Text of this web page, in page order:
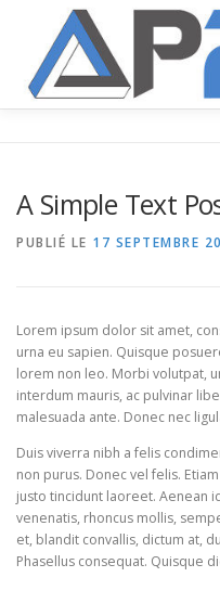
contenu
NOS RÉALISATIONS
A Simple Text
PUBLIÉ LE 17 SEPTEMBRE
Lorem ipsum dolor sit amet,
urna eu sapien. Quisque
lorem non leo. Morbi volutpat,
interdum mauris, ac pulvinar
malesuada ante. Donec nec
Duis viverra nibh a felis
non purus. Donec vel felis.
justo tincidunt laoreet. Aenean
venenatis, rhoncus mollis,
et, blandit convallis, dictum at,
Phasellus consequat. Quisque